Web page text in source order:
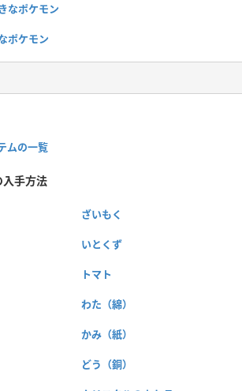
なポケモン
ポケモン
ムの一覧
入手方法
ざいもく
いとくず
トマト
わた（綿）
かみ（紙）
どう（銅）